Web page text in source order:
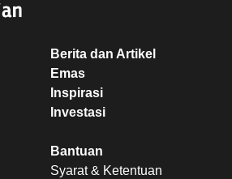
Berita dan Artikel
Emas
Inspirasi
Investasi
Bantuan
Syarat & Ketentuan